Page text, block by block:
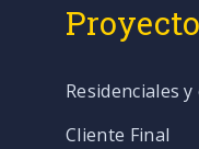
Residenciales
Cliente Final